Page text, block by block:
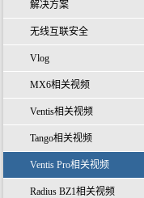
解决方案
无线互联安全
Vlog
MX6相关视频
Ventis相关视频
Tango相关视频
Ventis Pro相关视频
Radius BZ1相关视频